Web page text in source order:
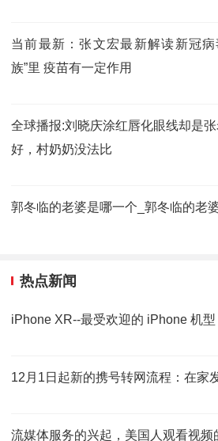
当前最新：张文宏最新解读新冠
族”里 疫苗有一定作用
全球播报:刘晓庆涂红唇化眼线却是
好，村奶奶没法比
郭冬临的老婆是哪一个_郭冬临的老
热点新闻
iPhone XR--最受欢迎的 iPhone 机型
12月1日起新的携号转网流程：在家
流媒体服务的兴起，美国人观看视频